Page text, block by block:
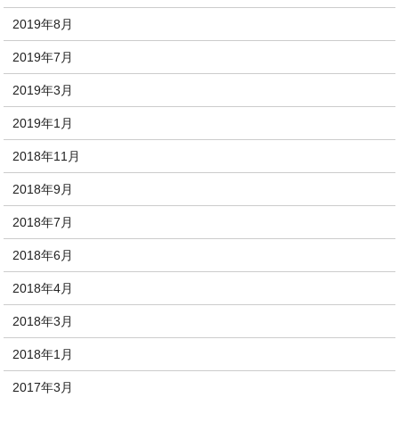
2019年8月
2019年7月
2019年3月
2019年1月
2018年11月
2018年9月
2018年7月
2018年6月
2018年4月
2018年3月
2018年1月
2017年3月